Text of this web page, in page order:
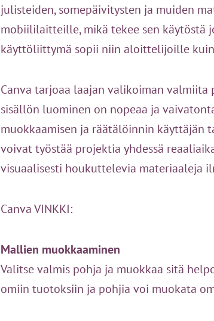
julisteiden, somepäivitysten ja muiden
mobiililaitteille, mikä tekee sen käytöstä
käyttöliittymä sopii niin aloittelijoille
Canva tarjoaa laajan valikoiman
sisällön luominen on nopeaa ja
muokkaamisen ja räätälöinnin käyttäjän
voivat työstää projektia yhdessä
visuaalisesti houkuttelevia materiaaleja
Canva VINKKI:
Mallien muokkaaminen
Valitse valmis pohja ja muokkaa sitä
omiin tuotoksiin ja pohjia voi muokata